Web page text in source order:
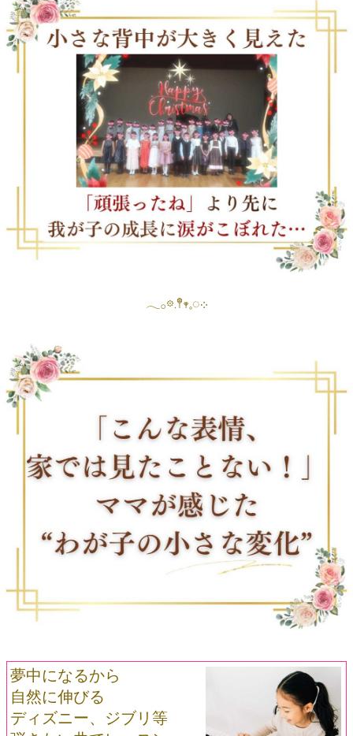
𓂃𓂂𖡼.𖤣𖥧𓈒◌܀
夢中になるから
自然に伸びる
ディズニー、ジブリ等